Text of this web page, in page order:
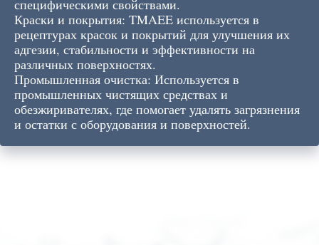
специфическими свойствами.
Краски и покрытия: TMAEE используется в
рецептурах красок и покрытий для улучшения их
адгезии, стабильности и эффективности на
различных поверхностях.
Промышленная очистка: Используется в
промышленных чистящих средствах и
обезжиривателях, где помогает удалять загрязнения
и остатки с оборудования и поверхностей.